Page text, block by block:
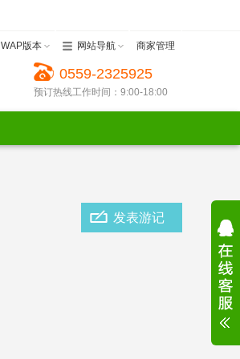
WAP版本 网站导航
商家管理
0559-2325925
预订热线工作时间：9:00-18:00
发表游记